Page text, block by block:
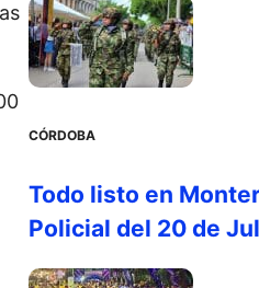
CÓRDOBA
Todo listo en
Policial del 20 de